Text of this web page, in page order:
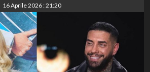
16 Aprile 2026 : 21:20